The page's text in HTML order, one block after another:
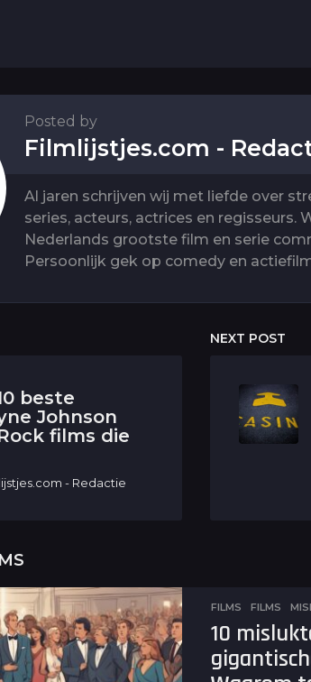
Posted by
Filmlijstjes.com -
Al jaren schrijven wij met liefde over
series, acteurs, actrices en regisseurs.
Nederlands grootste film en serie
Persoonlijk gek op comedy en
beste
Johnson
films die
- Redactie
NEXT POST
FILMS FILMS ,
10